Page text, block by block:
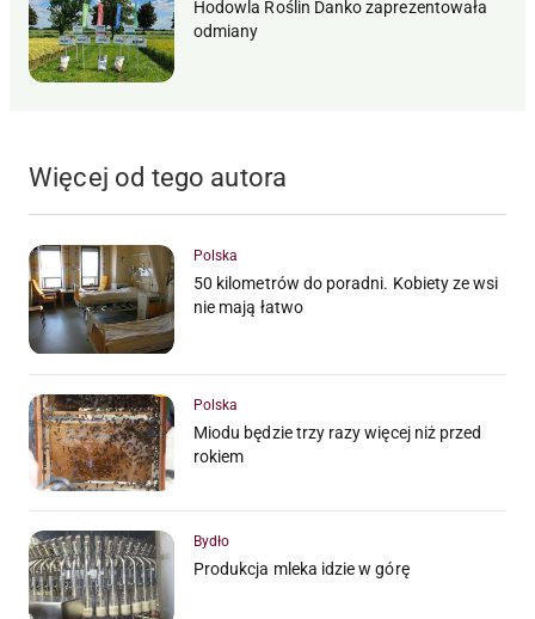
Hodowla Roślin Danko zaprezentowała
odmiany
Więcej od tego autora
Polska
50 kilometrów do poradni. Kobiety ze wsi
nie mają łatwo
Polska
Miodu będzie trzy razy więcej niż przed
rokiem
Bydło
Produkcja mleka idzie w górę